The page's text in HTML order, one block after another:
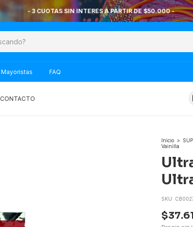
- 3 CUOTAS SIN INTERES A PARTIR DE $50.000 -
Mayoristas FAQ
CONTACTO
Inicio >
Vainilla
SKU: